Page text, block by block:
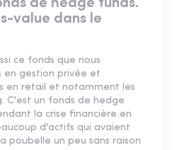
value dans le
ce fonds que nous
en gestion privée et
en retail et notamment les
C'est un fonds de hedge
la crise financière en
d'actifs qui avaient
poubelle un peu sans raison